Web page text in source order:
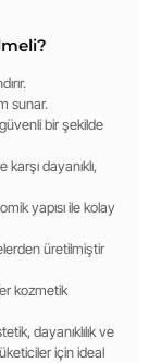
sunar.
bir şekilde
dayanıklı,
yapısı ile kolay
üretilmiştir
kozmetik
dayanıklılık ve
için ideal